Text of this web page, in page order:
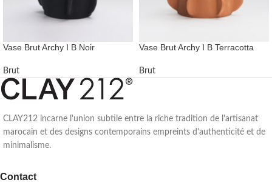
Vase Brut Archy I B Noir
Brut
Vase Brut Archy I B Terracotta
Brut
CLAY212 incarne l'union subtile entre la riche tradition de l'artisanat
marocain et des designs contemporains empreints d'authenticité et de
minimalisme.
Contact